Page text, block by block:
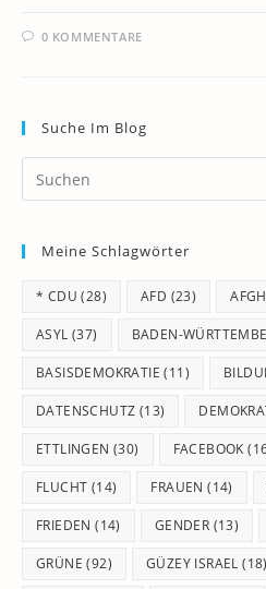
0 KOMMENTARE
Suche Im Blog
Meine Schlagwörter
* CDU (28) AFD (23)
ASYL (37) BADEN-
BASISDEMOKRATIE (11)
DATENSCHUTZ (13)
ETTLINGEN (30) FACEBOOK
FLUCHT (14) FRAUEN (14)
FRIEDEN (14) GENDER (13)
GRÜNE (92) GÜZEY ISRAEL (18)